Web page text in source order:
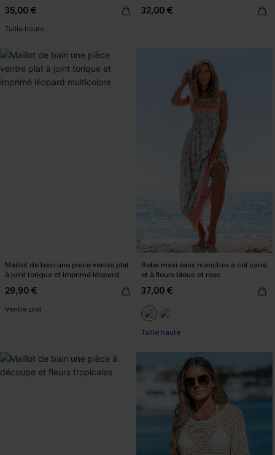
35,00 €
Taille haute
32,00 €
Maillot de bain une pièce ventre plat
à joint torique et imprimé léopard
29,90 €
Ventre plat
Robe maxi sans manches à col carré
et à fleurs bleue et rose
37,00 €
Taille haute